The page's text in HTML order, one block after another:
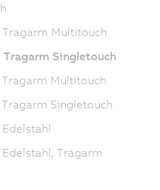
Tragarm Multitouch
Tragarm Singletouch
Tragarm Multitouch
Singletouch
Tragarm